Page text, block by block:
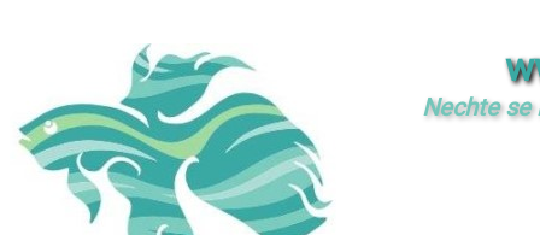
Nechte se